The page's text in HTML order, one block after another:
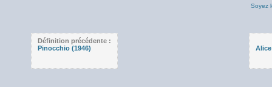
Soyez
Définition précédente :
Pinocchio (1946)
Alice